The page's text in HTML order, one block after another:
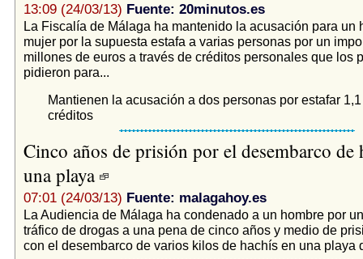
13:09 (24/03/13) Fuente: 20minutos.es
La Fiscalía de Málaga ha mantenido la acusación para un
mujer por la supuesta estafa a varias personas por un
millones de euros a través de créditos personales que los
pidieron para...
Mantienen la acusación a dos personas por estafar
créditos
Cinco años de prisión por el desembarco de
una playa
07:01 (24/03/13) Fuente: malagahoy.es
La Audiencia de Málaga ha condenado a un hombre por
tráfico de drogas a una pena de cinco años y medio de
con el desembarco de varios kilos de hachís en una playa